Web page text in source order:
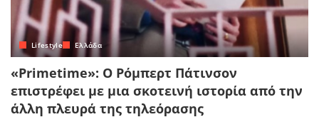
Lifestyle Ελλάδα
«Primetime»: Ο Ρόμπερτ Πάτινσον
επιστρέφει με μια σκοτεινή ιστορία από την
άλλη πλευρά της τηλεόρασης